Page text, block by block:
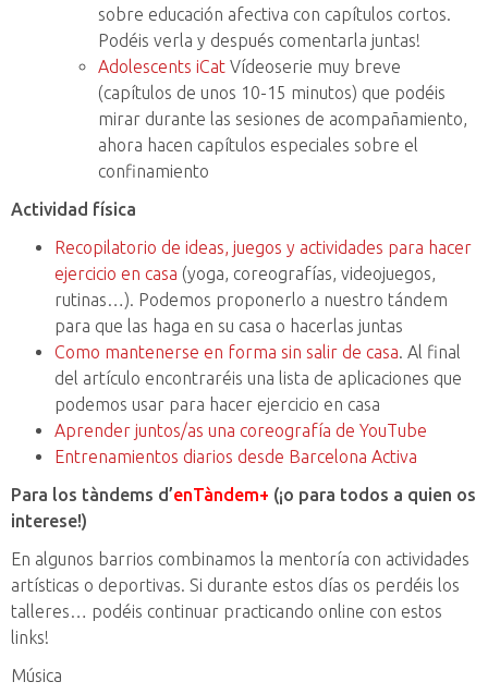
sobre educación afectiva con capítulos cortos.
Podéis verla y después comentarla juntas!
Adolescents iCat Vídeoserie muy breve
(capítulos de unos 10-15 minutos) que podéis
mirar durante las sesiones de acompañamiento,
ahora hacen capítulos especiales sobre el
confinamiento
Actividad física
Recopilatorio de ideas, juegos y actividades para hacer
ejercicio en casa (yoga, coreografías, videojuegos,
rutinas…). Podemos proponerlo a nuestro tándem
para que las haga en su casa o hacerlas juntas
Como mantenerse en forma sin salir de casa. Al final
del artículo encontraréis una lista de aplicaciones que
podemos usar para hacer ejercicio en casa
Aprender juntos/as una coreografía de YouTube
Entrenamientos diarios desde Barcelona Activa
Para los tàndems d’enTàndem+ (¡o para todos a quien os
interese!)
En algunos barrios combinamos la mentoría con actividades
artísticas o deportivas. Si durante estos días os perdéis los
talleres… podéis continuar practicando online con estos
links!
Música